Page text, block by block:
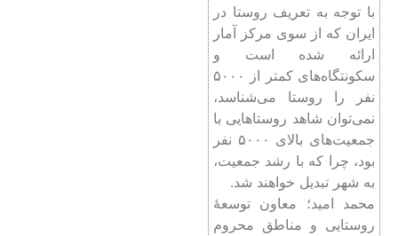
با توجه به تعریف روستا در
ایران که از سوی مرکز آمار
ارائه شده است و
سکونتگاه‌های کمتر از ۵۰۰۰
نفر را روستا می‌شناسد،
نمی‌توان شاهد روستاهایی با
جمعیت‌های بالای ۵۰۰۰ نفر
بود، چرا که با رشد جمعیت،
به شهر تبدیل خواهند شد.
محمد امید؛ معاون توسعۀ
روستایی و مناطق محروم